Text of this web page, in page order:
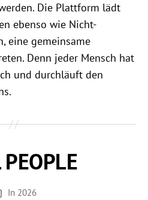
Die Plattform lädt
ebenso wie Nicht-
eine gemeinsame
Denn jeder Mensch hat
und durchläuft den
In 2026